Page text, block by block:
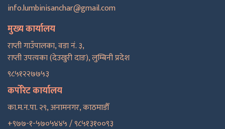
info.lumbinisanchar@gmail.com
मुख्य कार्यालय
राप्ती गाउँपालका, वडा नं. ३,
राप्ती उपत्यका (देउखुरी दाङ), लुम्बिनी प्रदेश
९८५१२२७७५३
कर्पोरेट कार्यालय
का.म.न.पा. २९, अनामनगर, काठमाडाैँ
+९७७-१-५७०५४४५ / ९८५१३१००९३